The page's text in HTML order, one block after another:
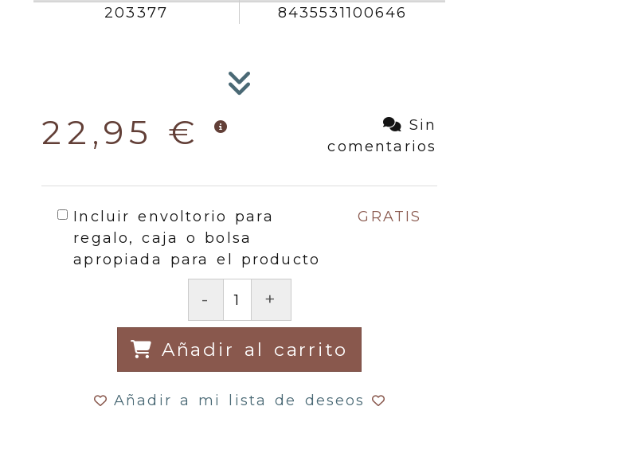
203377
8435531100646
22,95 €
Sin
comentarios
Incluir envoltorio para
regalo, caja o bolsa
apropiada para el producto
GRATIS
- +
Añadir al carrito
Añadir a mi lista de deseos